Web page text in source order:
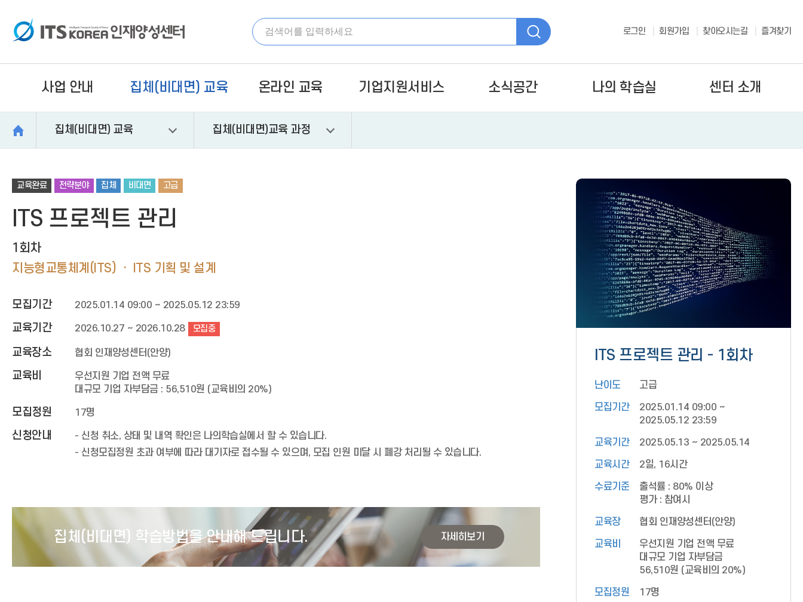
가
로
기
기
기
검
색
어
로그인 회원가입 찾아오시는길 즐겨찾기
사업 안내 집체(비대면) 교육 온라인 교육 기업지원서비스 소식공간 나의 학습실 센터 소개
집체(비대면) 교육 집체(비대면)교육 과정
교육완료 전략분야 집체 비대면 고급
ITS 프로젝트 관리
1회차
지능형교통체계(ITS)
ITS 기획 및 설계
모집기간 2025.01.14 09:00 ~ 2025.05.12 23:59
교육기간 2026.10.27 ~ 2026.10.28 모집중
교육장소 협회 인재양성센터(안양)
교육비
우선지원 기업 전액 무료
대규모 기업 자부담금 : 56,510원 (교육비의 20%)
모집정원 17명
신청안내
- 신청 취소, 상태 및 내역 확인은 나의학습실에서 할 수 있습니다.
- 신청모집정원 초과 여부에 따라 대기자로 접수될 수 있으며, 모집 인원 미달 시 폐강 처리될 수 있습니다.
집체(비대면) 학습방법을 안내해 드립니다. 자세히보기
ITS 프로젝트 관리 - 1회차
난이도 고급
모집기간
2025.01.14 09:00 ~
2025.05.12 23:59
교육기간 2025.05.13 ~ 2025.05.14
교육시간 2일, 16시간
수료기준
출석률 : 80% 이상
평가 : 참여시
교육장 협회 인재양성센터(안양)
교육비
우선지원 기업 전액 무료
대규모 기업 자부담금
56,510원 (교육비의 20%)
모집정원 17명